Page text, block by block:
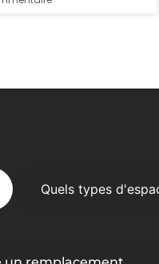
Quels types